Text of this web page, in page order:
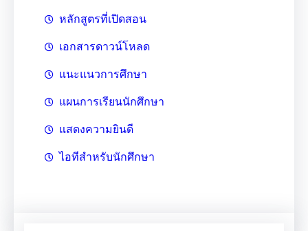
หลักสูตรที่เปิดสอน
เอกสารดาวน์โหลด
แนะแนวการศึกษา
แผนการเรียนนักศึกษา
แสดงความยินดี
ไอทีสำหรับนักศึกษา